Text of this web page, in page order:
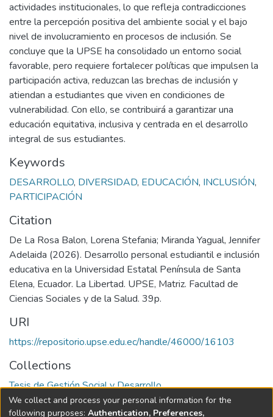
actividades institucionales, lo que refleja contradicciones
entre la percepción positiva del ambiente social y el bajo
nivel de involucramiento en procesos de inclusión. Se
concluye que la UPSE ha consolidado un entorno social
favorable, pero requiere fortalecer políticas que impulsen la
participación activa, reduzcan las brechas de inclusión y
atiendan a estudiantes que viven en condiciones de
vulnerabilidad. Con ello, se contribuirá a garantizar una
educación equitativa, inclusiva y centrada en el desarrollo
integral de sus estudiantes.
Keywords
DESARROLLO, DIVERSIDAD, EDUCACIÓN, INCLUSIÓN,
PARTICIPACIÓN
Citation
De La Rosa Balon, Lorena Stefania; Miranda Yagual, Jennifer
Adelaida (2026). Desarrollo personal estudiantil e inclusión
educativa en la Universidad Estatal Península de Santa
Elena, Ecuador. La Libertad. UPSE, Matriz. Facultad de
Ciencias Sociales y de la Salud. 39p.
URI
https://repositorio.upse.edu.ec/handle/46000/16103
Collections
Tesis de Gestión Social y Desarrollo
Full item page
We collect and process your personal information for the
following purposes: Authentication, Preferences,